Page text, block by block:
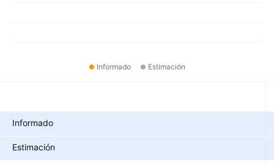
Informado Estimación
Informado
Estimación